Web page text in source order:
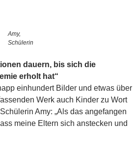
Amy,
Schülerin
dauern, bis sich die
erholt hat“
einhundert Bilder und etwas über
Werk auch Kinder zu Wort
Amy: „Als das angefangen
meine Eltern sich anstecken und